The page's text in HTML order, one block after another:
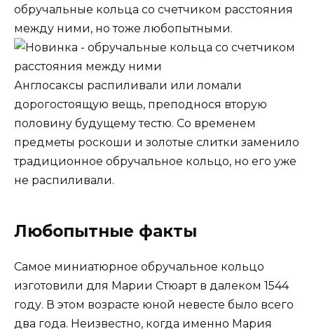
обручальные кольца со счетчиком расстояния
между ними, но тоже любопытными.
Англосаксы распиливали или ломали
дорогостоящую вещь, преподнося вторую
половину будущему тестю. Со временем
предметы роскоши и золотые слитки заменило
традиционное обручальное кольцо, но его уже
не распиливали.
Любопытные факты
Самое миниатюрное обручальное кольцо
изготовили для Марии Стюарт в далеком 1544
году. В этом возрасте юной невесте было всего
два года. Неизвестно, когда именно Мария